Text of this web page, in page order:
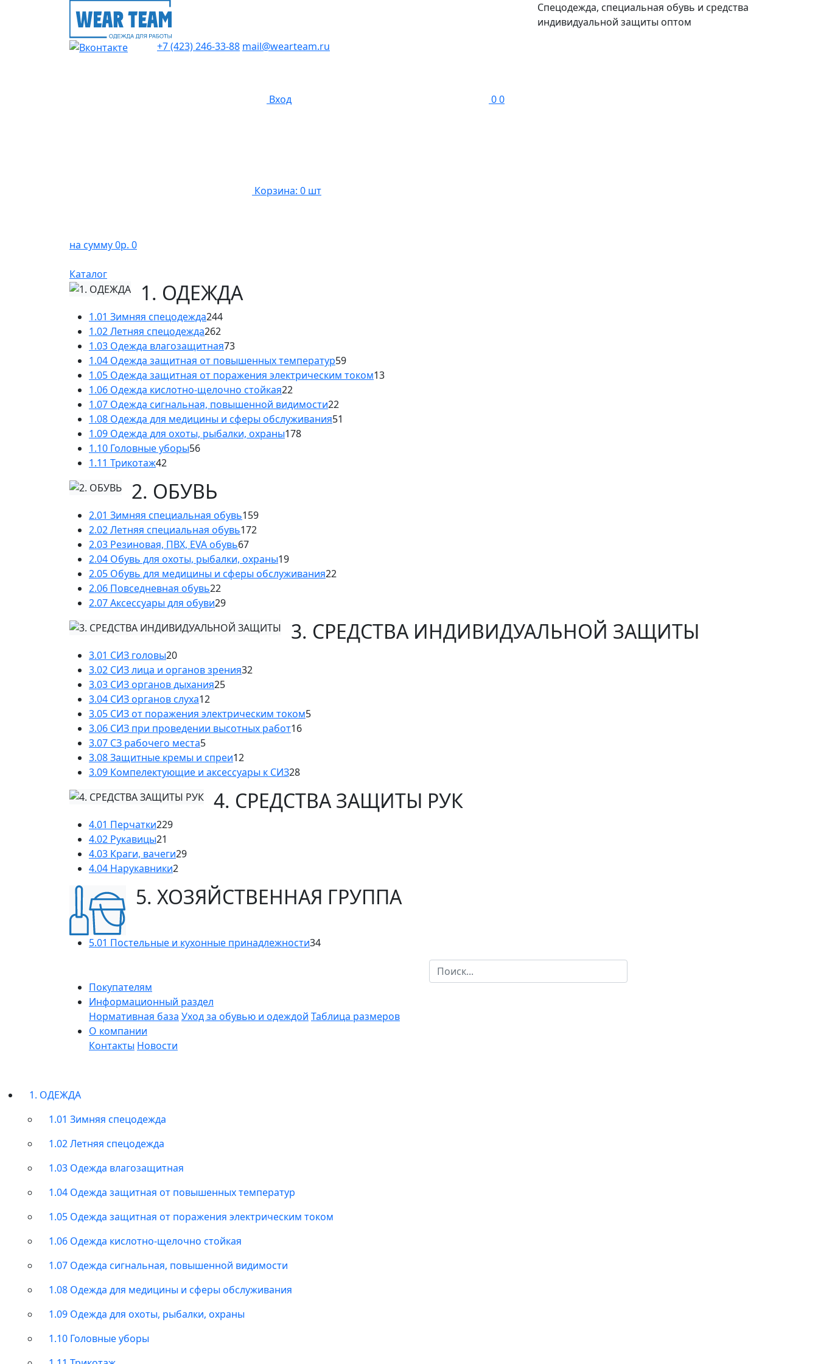
Спецодежда, специальная обувь и средства
индивидуальной защиты оптом
+7 (423) 246-33-88 mail@wearteam.ru
Вход 00
Корзина: 0 шт
на сумму 0р. 0
Каталог
1. ОДЕЖДА
1.01 Зимняя спецодежда244
1.02 Летняя спецодежда262
1.03 Одежда влагозащитная73
1.04 Одежда защитная от повышенных температур59
1.05 Одежда защитная от поражения электрическим током13
1.06 Одежда кислотно-щелочно стойкая22
1.07 Одежда сигнальная, повышенной видимости22
1.08 Одежда для медицины и сферы обслуживания51
1.09 Одежда для охоты, рыбалки, охраны178
1.10 Головные уборы56
1.11 Трикотаж42
2. ОБУВЬ
2.01 Зимняя специальная обувь159
2.02 Летняя специальная обувь172
2.03 Резиновая, ПВХ, EVA обувь67
2.04 Обувь для охоты, рыбалки, охраны19
2.05 Обувь для медицины и сферы обслуживания22
2.06 Повседневная обувь22
2.07 Аксессуары для обуви29
3. СРЕДСТВА ИНДИВИДУАЛЬНОЙ ЗАЩИТЫ
3.01 СИЗ головы20
3.02 СИЗ лица и органов зрения32
3.03 СИЗ органов дыхания25
3.04 СИЗ органов слуха12
3.05 СИЗ от поражения электрическим током5
3.06 СИЗ при проведении высотных работ16
3.07 СЗ рабочего места5
3.08 Защитные кремы и спреи12
3.09 Компелектующие и аксессуары к СИЗ28
4. СРЕДСТВА ЗАЩИТЫ РУК
4.01 Перчатки229
4.02 Рукавицы21
4.03 Краги, вачеги29
4.04 Нарукавники2
5. ХОЗЯЙСТВЕННАЯ ГРУППА
5.01 Постельные и кухонные принадлежности34
Покупателям
Информационный раздел
Нормативная база Уход за обувью и одеждой Таблица размеров
О компании
Контакты Новости
1. ОДЕЖДА
1.01 Зимняя спецодежда
1.02 Летняя спецодежда
1.03 Одежда влагозащитная
1.04 Одежда защитная от повышенных температур
1.05 Одежда защитная от поражения электрическим током
1.06 Одежда кислотно-щелочно стойкая
1.07 Одежда сигнальная, повышенной видимости
1.08 Одежда для медицины и сферы обслуживания
1.09 Одежда для охоты, рыбалки, охраны
1.10 Головные уборы